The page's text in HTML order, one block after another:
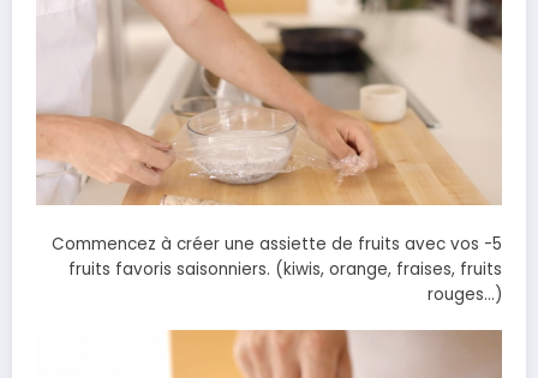
5- Commencez à créer une assiette de fruits avec vos
fruits favoris saisonniers. (kiwis, orange, fraises, fruits
rouges…)